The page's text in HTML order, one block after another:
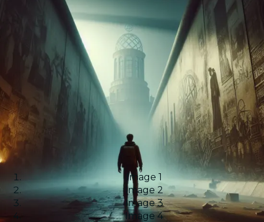
Image 1
Image 2
Image 3
Image 4